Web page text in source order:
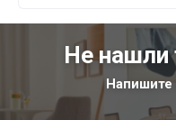
Не нашли